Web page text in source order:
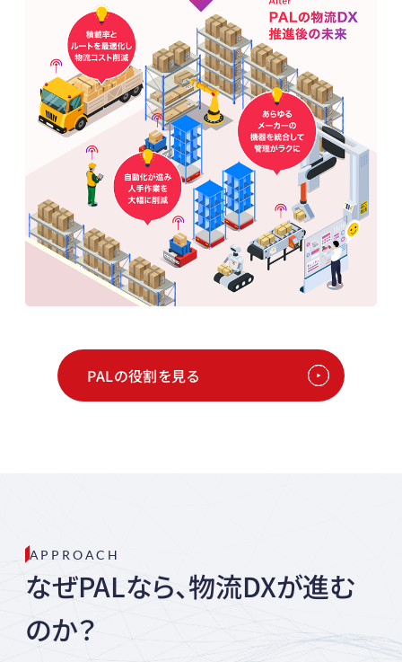
PALの役割を見る
APPROACH
なぜPALなら、物流DXが進む
のか？